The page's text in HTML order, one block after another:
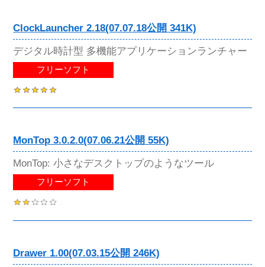
ClockLauncher 2.18(07.07.18公開 341K)
デジタル時計型 多機能アプリケーションランチャー
フリーソフト
MonTop 3.0.2.0(07.06.21公開 55K)
MonTop: 小さなデスクトップのようなツール
フリーソフト
Drawer 1.00(07.03.15公開 246K)